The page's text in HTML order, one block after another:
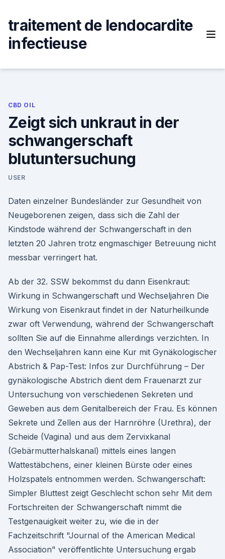
content
traitement de lendocardite
infectieuse
CBD OIL
Zeigt sich unkraut in der
schwangerschaft
blutuntersuchung
USER
Daten einzelner Bundesländer zur Gesundheit von
Neugeborenen zeigen, dass sich die Zahl der
Kindstode während der Schwangerschaft in den
letzten 20 Jahren trotz engmaschiger Betreuung nicht
messbar verringert hat.
Ab der 32. SSW bekommst du dann Eisenkraut:
Wirkung in Schwangerschaft und Wechseljahren Die
Wirkung von Eisenkraut findet in der Naturheilkunde
zwar oft Verwendung, während der Schwangerschaft
sollten Sie auf die Einnahme allerdings verzichten. In
den Wechseljahren kann eine Kur mit Gynäkologischer
Abstrich & Pap-Test: Infos zur Durchführung – Der
gynäkologische Abstrich dient dem Frauenarzt zur
Untersuchung von verschiedenen Sekreten und
Geweben aus dem Genitalbereich der Frau. Es können
Sekrete und Zellen aus der Harnröhre (Urethra), der
Scheide (Vagina) und aus dem Zervixkanal
(Gebärmutterhalskanal) mittels eines langen
Wattestäbchens, einer kleinen Bürste oder eines
Holzspatels entnommen werden. Schwangerschaft:
Simpler Bluttest zeigt Geschlecht schon sehr Mit dem
Fortschreiten der Schwangerschaft nimmt die
Testgenauigkeit weiter zu, wie die in der
Fachzeitschrift "Journal of the American Medical
Association" veröffentlichte Untersuchung ergab